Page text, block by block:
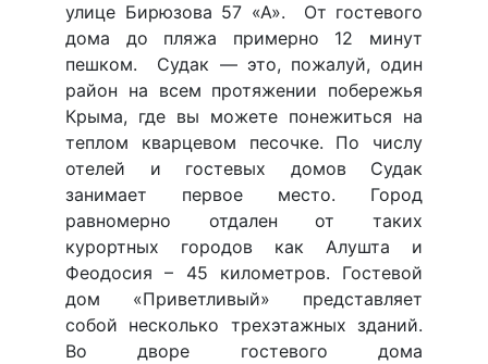
улице Бирюзова 57 «А». От гостевого
дома до пляжа примерно 12 минут
пешком. Судак — это, пожалуй, один
район на всем протяжении побережья
Крыма, где вы можете понежиться на
теплом кварцевом песочке. По числу
отелей и гостевых домов Судак
занимает первое место. Город
равномерно отдален от таких
курортных городов как Алушта и
Феодосия – 45 километров. Гостевой
дом «Приветливый» представляет
собой несколько трехэтажных зданий.
Во дворе гостевого дома